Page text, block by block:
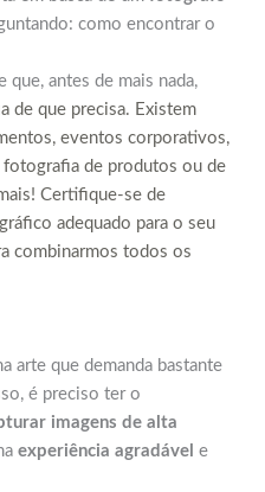
como encontrar o
que, antes de mais nada,
de que precisa. Existem
eventos corporativos,
de produtos ou de
Certifique-se de
adequado para o seu
combinarmos todos os
arte que demanda bastante
é preciso ter o
imagens de alta
experiência agradável e